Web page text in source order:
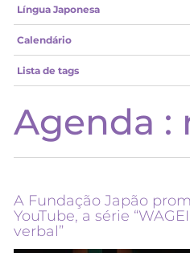
Língua Japonesa
Calendário
Lista de tags
Agenda :
A Fundação Japão
YouTube, a série
verbal”